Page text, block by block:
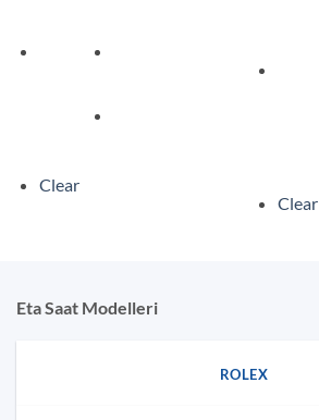
Clear
Clear
Eta Saat Modelleri
ROLEX